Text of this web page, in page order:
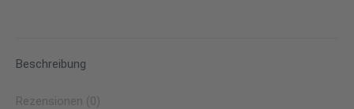
Beschreibung
Rezensionen (0)